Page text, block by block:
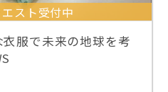
スト受付中
衣服で未来の地球を考